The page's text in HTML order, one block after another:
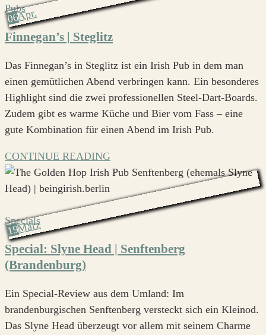
06Apr.
Pubs
Finnegan’s | Steglitz
Das Finnegan’s in Steglitz ist ein Irish Pub in dem man
einen gemütlichen Abend verbringen kann. Ein besonderes
Highlight sind die zwei professionellen Steel-Dart-Boards.
Zudem gibt es warme Küche und Bier vom Fass – eine
gute Kombination für einen Abend im Irish Pub.
CONTINUE READING
19März
Specials
Special: Slyne Head | Senftenberg
(Brandenburg)
Ein Special-Review aus dem Umland: Im
brandenburgischen Senftenberg versteckt sich ein Kleinod.
Das Slyne Head überzeugt vor allem mit seinem Charme